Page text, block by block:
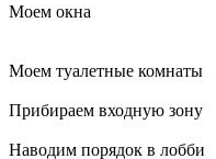
Моем окна
Моем туалетные комнаты
Прибираем входную зону
Наводим порядок в лобби